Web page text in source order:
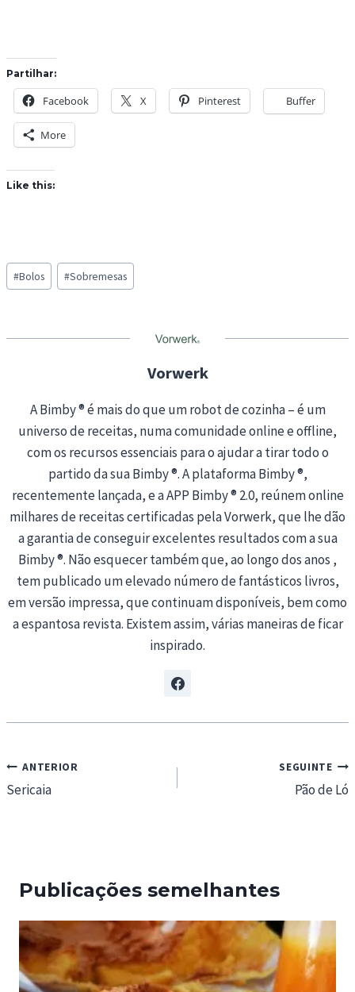
Partilhar:
Facebook X Pinterest Buffer
More
Like this:
Post
Tags:
#Bolos #Sobremesas
Vorwerk
A Bimby ® é mais do que um robot de cozinha – é um
universo de receitas, numa comunidade online e offline,
com os recursos essenciais para o ajudar a tirar todo o
partido da sua Bimby ®. A plataforma Bimby ®,
recentemente lançada, e a APP Bimby ® 2.0, reúnem online
milhares de receitas certificadas pela Vorwerk, que lhe dão
a garantia de conseguir excelentes resultados com a sua
Bimby ®. Não esquecer também que, ao longo dos anos ,
tem publicado um elevado número de fantásticos livros,
em versão impressa, que continuam disponíveis, bem como
a espantosa revista. Existem assim, várias maneiras de ficar
inspirado.
Navegação
de
ANTERIOR
Sericaia
SEGUINTE
Pão de Ló
Publicações semelhantes